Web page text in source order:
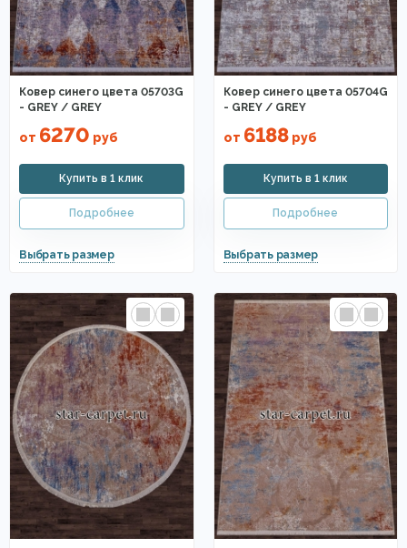
Ковер синего цвета 05703G
- GREY / GREY
от 6270 руб
Ковер синего цвета 05704G
- GREY / GREY
от 6188руб